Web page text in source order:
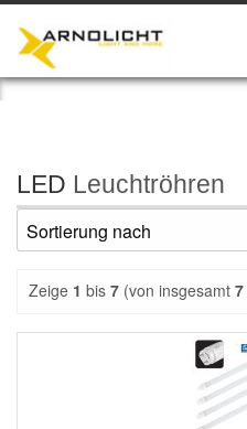
LED Leuchtröhren
Zeige 1 bis 7 (von insgesamt 7